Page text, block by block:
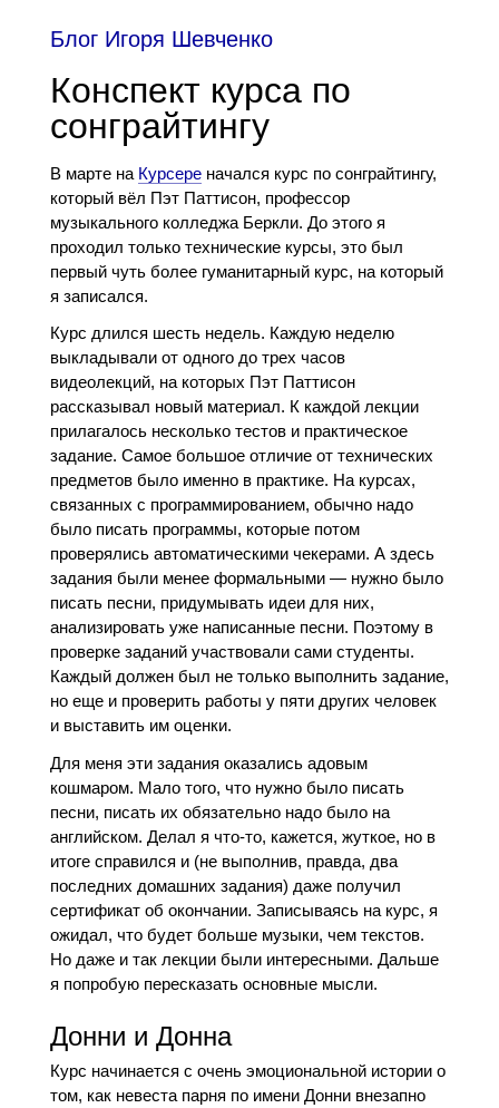
Блог Игоря Шевченко
Конспект курса по
сонграйтингу
В марте на Курсереначался курс по сонграйтингу,
который вёл Пэт Паттисон, профессор
музыкального колледжа Беркли. До этого я
проходил только технические курсы, это был
первый чуть более гуманитарный курс, на который
я записался.
Курс длился шесть недель. Каждую неделю
выкладывали от одного до трех часов
видеолекций, на которых Пэт Паттисон
рассказывал новый материал. К каждой лекции
прилагалось несколько тестов и практическое
задание. Самое большое отличие от технических
предметов было именно в практике. На курсах,
связанных с программированием, обычно надо
было писать программы, которые потом
проверялись автоматическими чекерами. А здесь
задания были менее формальными — нужно было
писать песни, придумывать идеи для них,
анализировать уже написанные песни. Поэтому в
проверке заданий участвовали сами студенты.
Каждый должен был не только выполнить задание,
но еще и проверить работы у пяти других человек
и выставить им оценки.
Для меня эти задания оказались адовым
кошмаром. Мало того, что нужно было писать
песни, писать их обязательно надо было на
английском. Делал я что-то, кажется, жуткое, но в
итоге справился и (не выполнив, правда, два
последних домашних задания) даже получил
сертификат об окончании. Записываясь на курс, я
ожидал, что будет больше музыки, чем текстов.
Но даже и так лекции были интересными. Дальше
я попробую пересказать основные мысли.
Донни и Донна
Курс начинается с очень эмоциональной истории о
том, как невеста парня по имени Донни внезапно